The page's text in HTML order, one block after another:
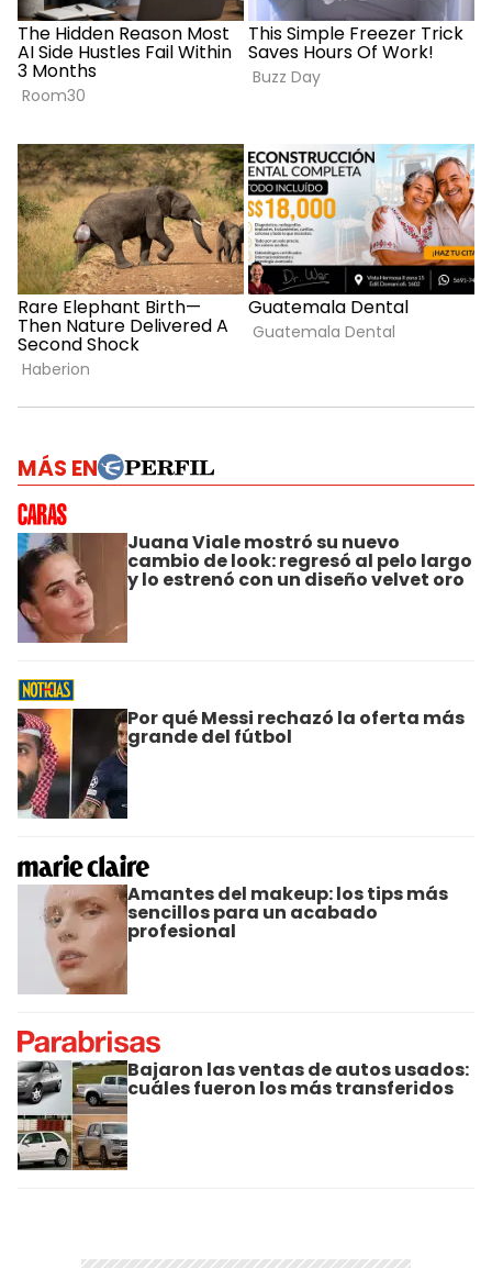
MÁS EN
Juana Viale mostró su nuevo
cambio de look: regresó al pelo largo
y lo estrenó con un diseño velvet oro
Por qué Messi rechazó la oferta más
grande del fútbol
Amantes del makeup: los tips más
sencillos para un acabado
profesional
Bajaron las ventas de autos usados:
cuáles fueron los más transferidos